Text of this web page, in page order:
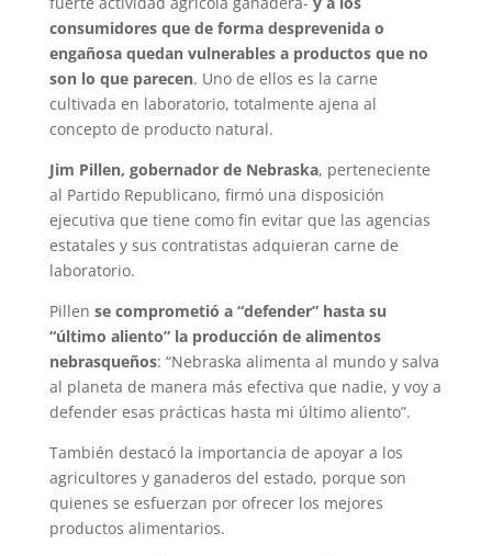
consumidores que de forma desprevenida o
engañosa quedan vulnerables a productos que no
son lo que parecen. Uno de ellos es la carne
cultivada en laboratorio, totalmente ajena al
concepto de producto natural.
Jim Pillen, gobernador de Nebraska, perteneciente
al Partido Republicano, firmó una disposición
ejecutiva que tiene como fin evitar que las agencias
estatales y sus contratistas adquieran carne de
laboratorio.
Pillen se comprometió a “defender” hasta su
“último aliento” la producción de alimentos
nebrasqueños: “Nebraska alimenta al mundo y salva
al planeta de manera más efectiva que nadie, y voy a
defender esas prácticas hasta mi último aliento”.
También destacó la importancia de apoyar a los
agricultores y ganaderos del estado, porque son
quienes se esfuerzan por ofrecer los mejores
productos alimentarios.